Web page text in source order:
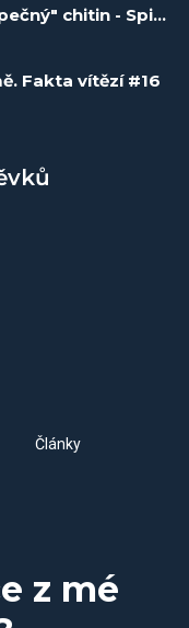
Jedlý hmyz a "nebezpečný" chitin - Spiknutí #62
Fakta vítězí #16
Články
z mé